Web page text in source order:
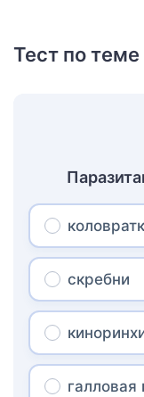
Тест по теме
скребни
галловая